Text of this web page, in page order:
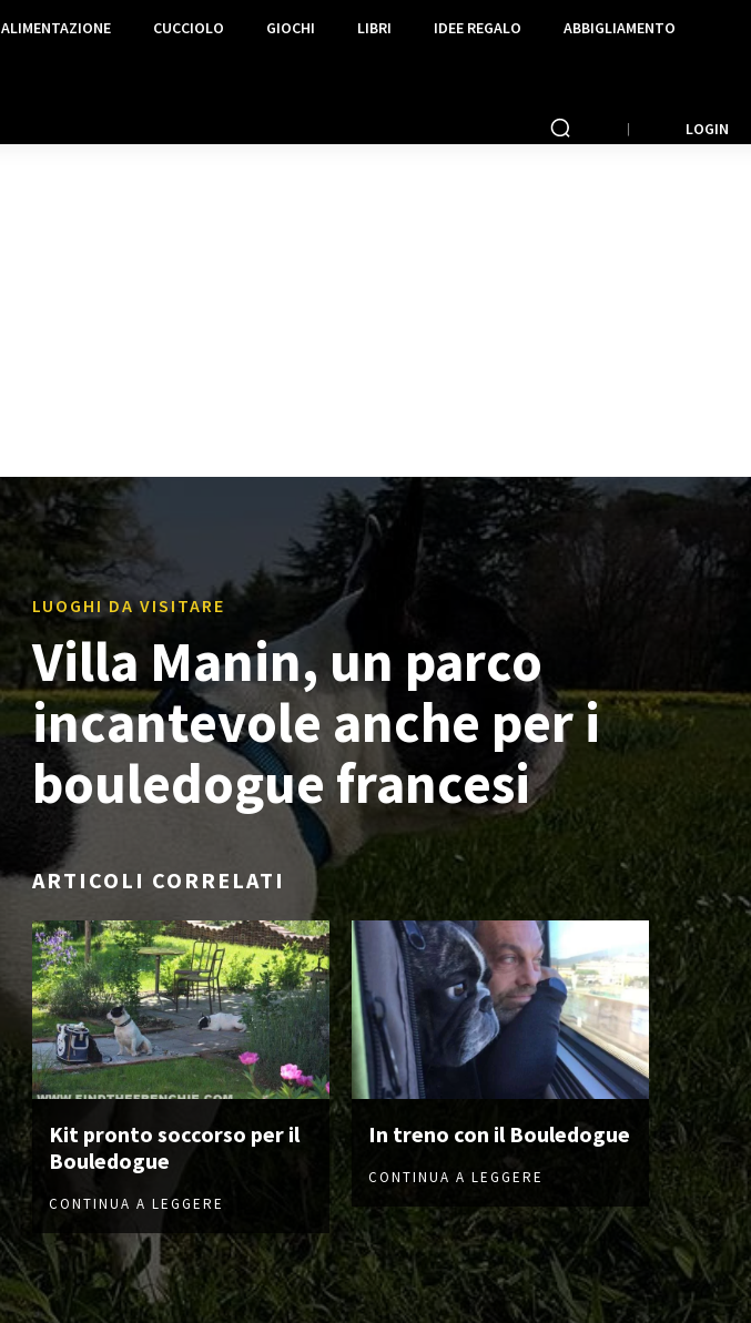
ALIMENTAZIONE CUCCIOLO GIOCHI LIBRI IDEE REGALO ABBIGLIAMENTO
LOGIN
LUOGHI DA VISITARE
Villa Manin, un parco
incantevole anche per i
bouledogue francesi
ARTICOLI CORRELATI
Kit pronto soccorso per il
Bouledogue
CONTINUA A LEGGERE
In treno con il Bouledogue
CONTINUA A LEGGERE